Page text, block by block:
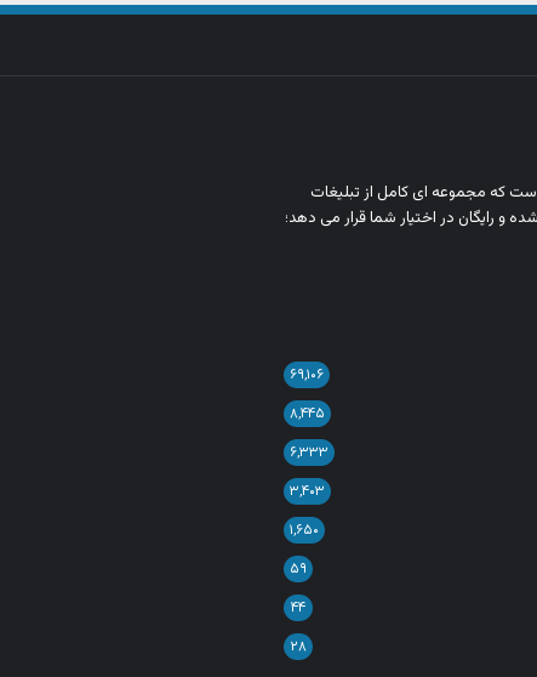
است که مجموعه‌ ای کامل از تبلیغات
و رایگان در اختیار شما قرار می‌ دهد؛
۶۹,۱۰۶
۸,۴۴۵
۶,۳۳۳
۳,۴۰۳
۱,۶۵۰
۵۹
۴۴
۲۸